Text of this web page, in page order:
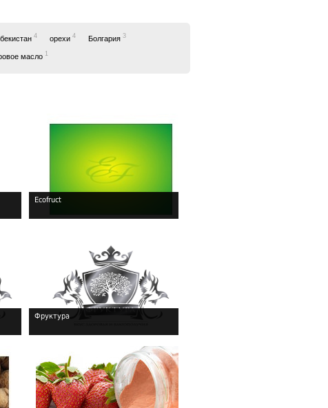
4 орехи 4 Болгария 3
масло 1
Ecofruct
Фруктура